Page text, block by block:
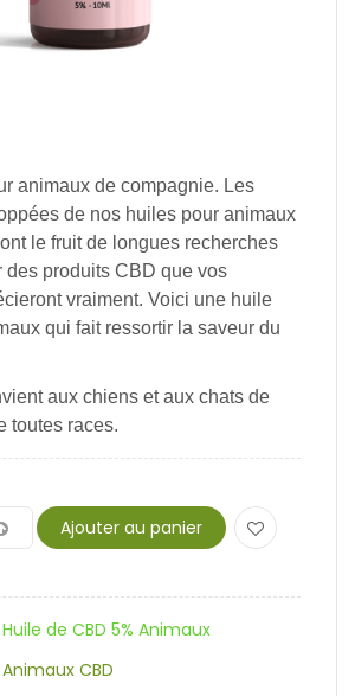
animaux de compagnie. Les
de nos huiles pour animaux
le fruit de longues recherches
des produits CBD que vos
vraiment. Voici une huile
qui fait ressortir la saveur du
aux chiens et aux chats de
toutes races.
Ajouter au panier
Huile de CBD 5% Animaux
Animaux CBD